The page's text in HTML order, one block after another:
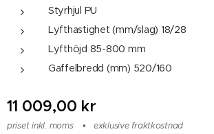
Styrhjul PU
Lyfthastighet (mm/slag) 18/28
Lyfthöjd 85-800 mm
Gaffelbredd (mm) 520/160
11 009,00 kr
priset inkl. moms
exklusive fraktkostnad